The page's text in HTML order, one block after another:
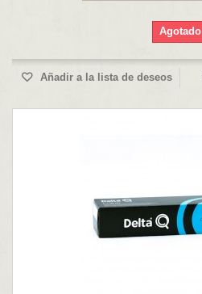
Agotado
Añadir a la lista de deseos